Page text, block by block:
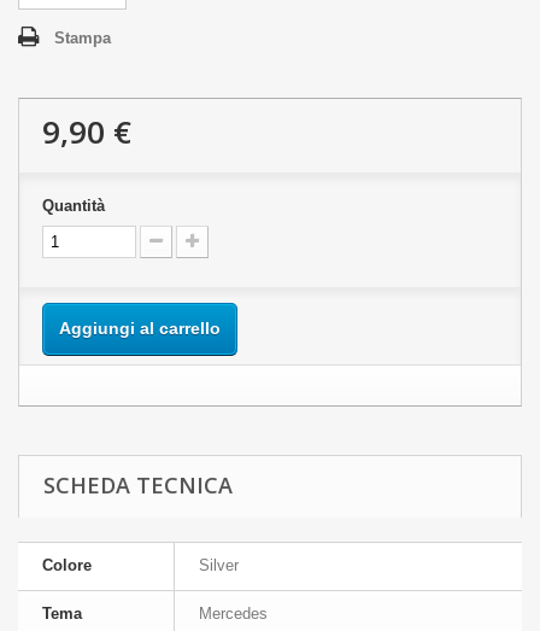
Stampa
9,90 €
Quantità
Aggiungi al carrello
SCHEDA TECNICA
Colore Silver
Tema Mercedes